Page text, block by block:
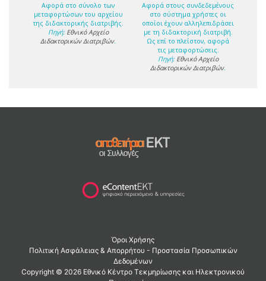
Αφορά στο σύνολο των
μεταφορτώσων του αρχείου
της διδακτορικής διατριβής.
Πηγή: Εθνικό Αρχείο
Διδακτορικών Διατριβών.
Αφορά στους συνδεδεμένους
στο σύστημα χρήστες οι
οποίοι έχουν αλληλεπιδράσει
με τη διδακτορική διατριβή.
Ως επί το πλείστον, αφορά
τις μεταφορτώσεις.
Πηγή: Εθνικό Αρχείο
Διδακτορικών Διατριβών.